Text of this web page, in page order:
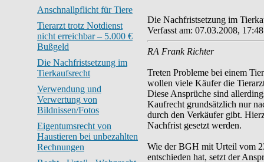
Anschnallpflicht für Tiere
Tierarzt trotz Notdienst
nicht erreichbar – 5.000 €
Bußgeld
Die Nachfristsetzung im
Tierkaufsrecht
Verwendung und
Verwertung von
Bildnissen/Fotos
Eigentumsrecht von
Haustieren bei unbezahlten
Rechnungen
Die Nachfristsetzung im
Verfasst am: 07.03.2008, 17:48
RA Frank Richter
Treten Probleme bei einem
wollen viele Käufer die
Diese Ansprüche sind
Kaufrecht grundsätzlich nur
durch den Verkäufer gibt.
Nachfrist gesetzt werden.
Wie der BGH mit Urteil vom
entschieden hat, setzt der